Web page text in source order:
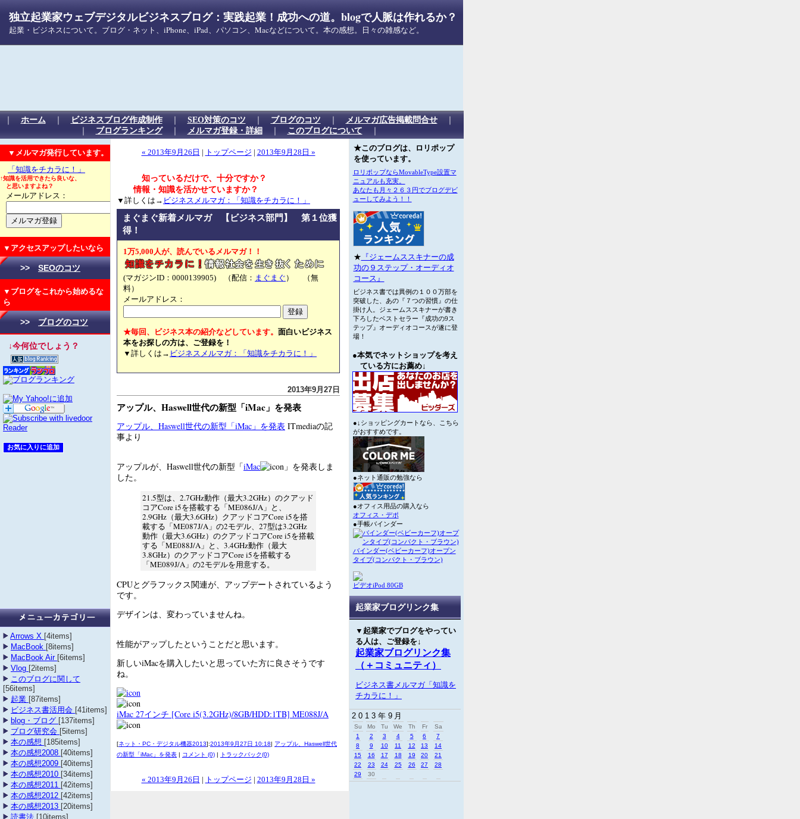
独立起業家ウェブデジタルビジネスブログ：実践起業！成功への道。blogで人脈は作れるか？
起業・ビジネスについて。ブログ・ネット、iPhone、iPad、パソコン、Macなどについて。本の感想。日々の雑感など。
｜ ホーム ｜ ビジネスブログ作成制作｜ SEO対策のコツ ｜ ブログのコツ ｜ メルマガ広告掲載問合せ｜
｜ ブログランキング｜ メルマガ登録・詳細｜ このブログについて ｜
▼メルマガ発行しています。
「知識をチカラに！」
↑知識を活用できたら良いな、
と思いますよね？
メールアドレス：
▼アクセスアップしたいなら
>> SEOのコツ
▼ブログをこれから始めるな
ら
>> ブログのコツ
↓今何位でしょう？
Arrows X [4items]
MacBook [8items]
MacBook Air [6items]
Vlog [2items]
このブログに関して
[56items]
起業 [87items]
ビジネス書活用会 [41items]
blog・ブログ [137items]
ブログ研究会 [5items]
本の感想 [185items]
本の感想2008 [40items]
本の感想2009 [40items]
本の感想2010 [34items]
本の感想2011 [42items]
本の感想2012 [42items]
本の感想2013 [20items]
読書法 [10items]
« 2013年9月26日 トップページ 2013年9月28日 »
知っているだけで、十分ですか？
情報・知識を活かせていますか？
▼詳しくは→ ビジネスメルマガ：「知識をチカラに！」
まぐまぐ新着メルマガ 【ビジネス部門】 第１位獲
得！
1万5,000人が、読んでいるメルマガ！！
(マガジンID：0000139905) （配信： まぐまぐ ） （無
料）
メールアドレス：
★毎回、ビジネス本の紹介などしています。 面白いビジネス
本をお探しの方は、ご登録を！
▼詳しくは→ ビジネスメルマガ：「知識をチカラに！」
2013年9月27日
アップル、Haswell世代の新型「iMac」を発表
アップル、Haswell世代の新型「iMac」を発表 ITmediaの記
事より
アップルが、Haswell世代の新型「iMac
」を発表しま
した。
21.5型は、2.7GHz動作（最大3.2GHz）のクアッド
コアCore i5を搭載する「ME086J/A」と、
2.9GHz（最大3.6GHz）クアッドコアCore i5を搭
載する「ME087J/A」の2モデル、27型は3.2GHz
動作（最大3.6GHz）のクアッドコアCore i5を搭載
する「ME088J/A」と、3.4GHz動作（最大
3.8GHz）のクアッドコアCore i5を搭載する
「ME089J/A」の2モデルを用意する。
CPUとグラフックス関連が、アップデートされているよう
です。
デザインは、変わっていませんね。
性能がアップしたということだと思います。
新しいiMacを購入したいと思っていた方に良さそうです
ね。
iMac 27インチ [Core i5(3.2GHz)/8GB/HDD:1TB] ME088J/A
[ネット・PC・デジタル機器2013]:2013年9月27日 10:18| アップル、Haswell世代
の新型「iMac」を発表 | コメント (0) | トラックバック(0)
« 2013年9月26日 トップページ 2013年9月28日 »
★このブログは、ロリポップ
を使っています。
ロリポップならMovableType設置マ
ニュアルも充実。
あなたも月々２６３円でブログデビ
ューしてみよう！！
★ 『ジェームススキナーの成
功の９ステップ・オーディオ
コース』
ビジネス書では異例の１００万部を
突破した、あの『７つの習慣』の仕
掛け人。ジェームススキナーが書き
下ろしたベストセラー『成功の9ス
テップ』オーディオコースが遂に登
場！
●本気でネットショップを考え
ている方にお薦め↓
●↓ショッピングカートなら、こちら
がおすすめです。
●ネット通販の勉強なら
●オフィス用品の購入なら
オフィス・デポ
●手帳バインダー
バインダー(ベビーカーフ)オープン
タイプ(コンパクト・ブラウン)
ビデオiPod 80GB
起業家ブログリンク集
▼起業家でブログをやってい
る人は、ご登録を↓
起業家ブログリンク集
（＋コミュニティ）
ビジネス書メルマガ「知識を
チカラに！」
2013年9月
Su Mo Tu We Th Fr
Sa
1
2 3 4 5 6
7
8
9 10 11 12 13
14
15
16 17 18 19 20
21
22
23 24 25 26 27
28
29
30